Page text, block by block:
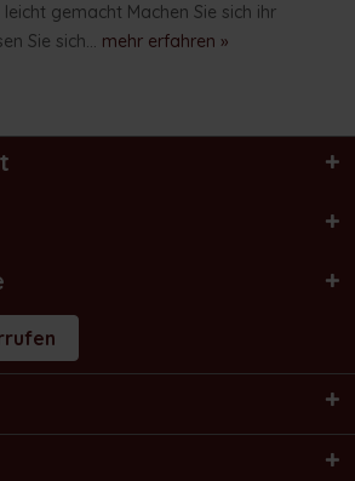
gemacht Machen Sie sich ihr
Sie sich... mehr erfahren »